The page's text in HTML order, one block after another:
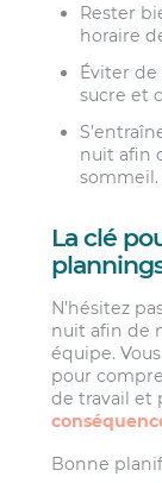
Rester
horaire
Éviter
sucre et
nuit afin
sommeil.
La clé
N’hésitez
nuit afin de
équipe.
pour
de travail et
Bonne